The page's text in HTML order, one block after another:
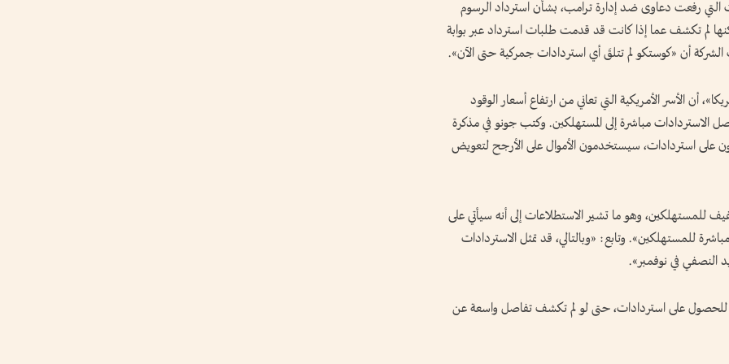
رفعت دعاوى ضد إدارة ترامب، بشأن استرداد الرسوم
لم تكشف عما إذا كانت قد قدمت طلبات استرداد عبر بوابة
أن الأسر الأمريكية التي تعاني من ارتفاع أسعار الوقود
الاستردادات مباشرة إلى المستهلكين. وكتب جونو في مذكرة
الذين يحصلون على استردادات، سيستخدمون الأموال على الأرجح لتعويض
وهو ما تشير الاستطلاعات إلى أنه سيأتي على
للمستهلكين». وتابع: «وبالتالي، قد تمثل الاستردادات
النصفي في نوفمبر».
للحصول على استردادات، حتى لو لم تكشف تفاصل واسعة عن